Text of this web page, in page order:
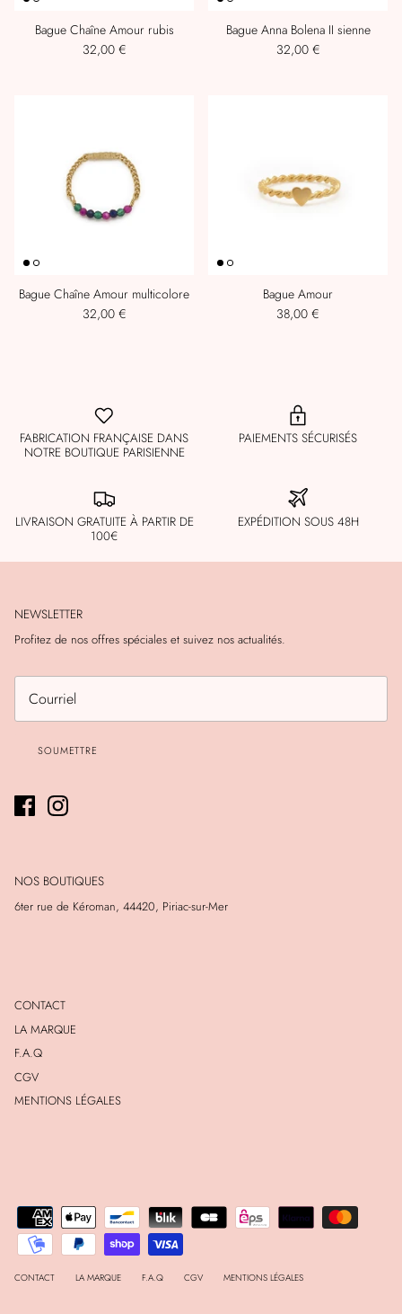
Bague Chaîne Amour rubis
32,00 €
Bague Anna Bolena II sienne
32,00 €
Bague Chaîne Amour multicolore
32,00 €
Bague Amour
38,00 €
FABRICATION FRANÇAISE DANS
NOTRE BOUTIQUE PARISIENNE
PAIEMENTS SÉCURISÉS
LIVRAISON GRATUITE À PARTIR DE
100€
EXPÉDITION SOUS 48H
NEWSLETTER
Profitez de nos offres spéciales et suivez nos actualités.
SOUMETTRE
NOS BOUTIQUES
6ter rue de Kéroman, 44420, Piriac-sur-Mer
CONTACT
LA MARQUE
F.A.Q
CGV
MENTIONS LÉGALES
CONTACT LA MARQUE F.A.Q CGV MENTIONS LÉGALES